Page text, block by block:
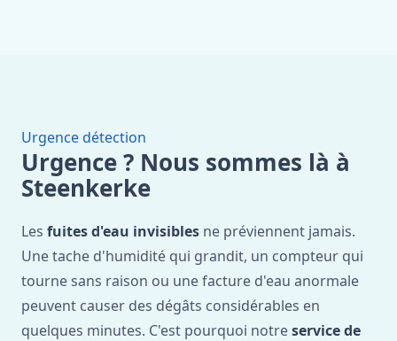
Urgence détection
Urgence ? Nous sommes là à
Steenkerke
Les fuites d'eau invisibles ne préviennent jamais.
Une tache d'humidité qui grandit, un compteur qui
tourne sans raison ou une facture d'eau anormale
peuvent causer des dégâts considérables en
quelques minutes. C'est pourquoi notreservice de